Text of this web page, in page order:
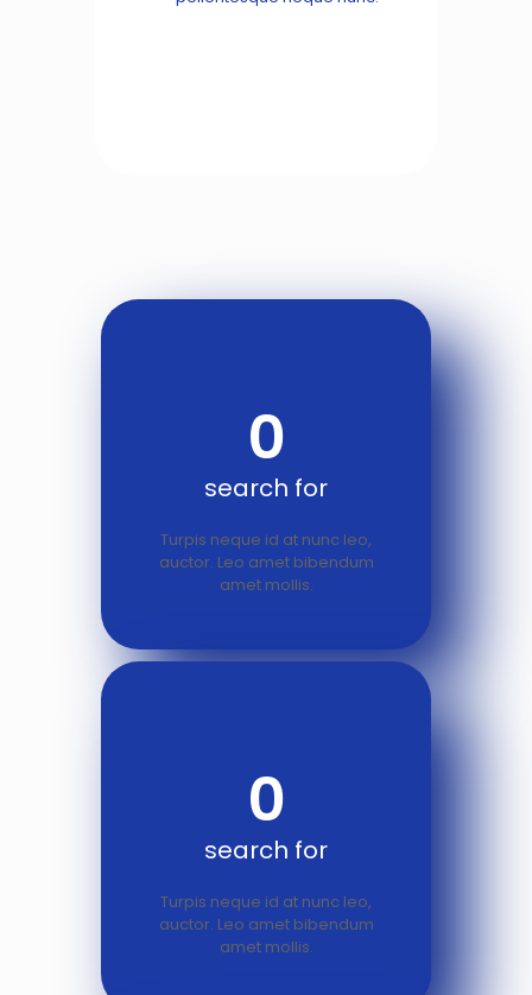
search for
0
Turpis neque id at nunc leo,
auctor. Leo amet bibendum
amet mollis.
search for
0
Turpis neque id at nunc leo,
auctor. Leo amet bibendum
amet mollis.